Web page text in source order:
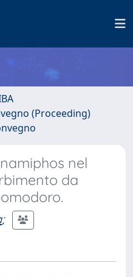
(Proceeding)
nel
da
;